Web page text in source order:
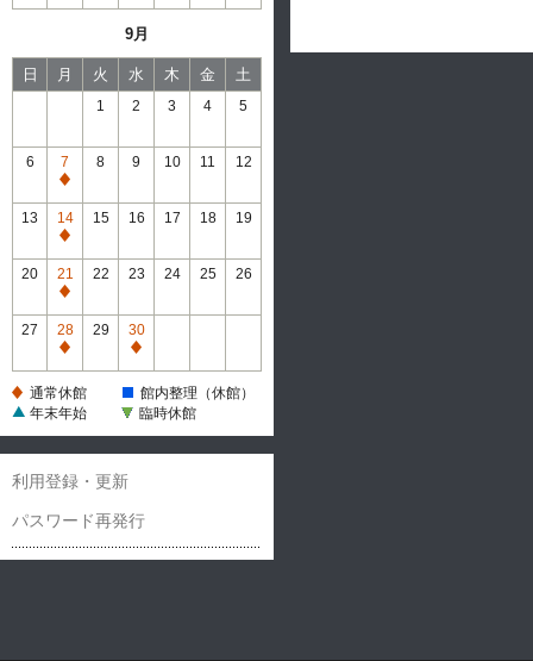
館
館
9月
日 月 火 水 木 金 土
1 2 3 4 5
6
7
通
常
休
館
8 9 10 11 12
13
14
通
常
休
館
15 16 17 18 19
20
21
通
常
休
館
22 23 24 25 26
27
28
通
休
29
30
通
休
通常休館
館内整理（休館）
年末年始
臨時休館
利用登録・更新
パスワード再発行